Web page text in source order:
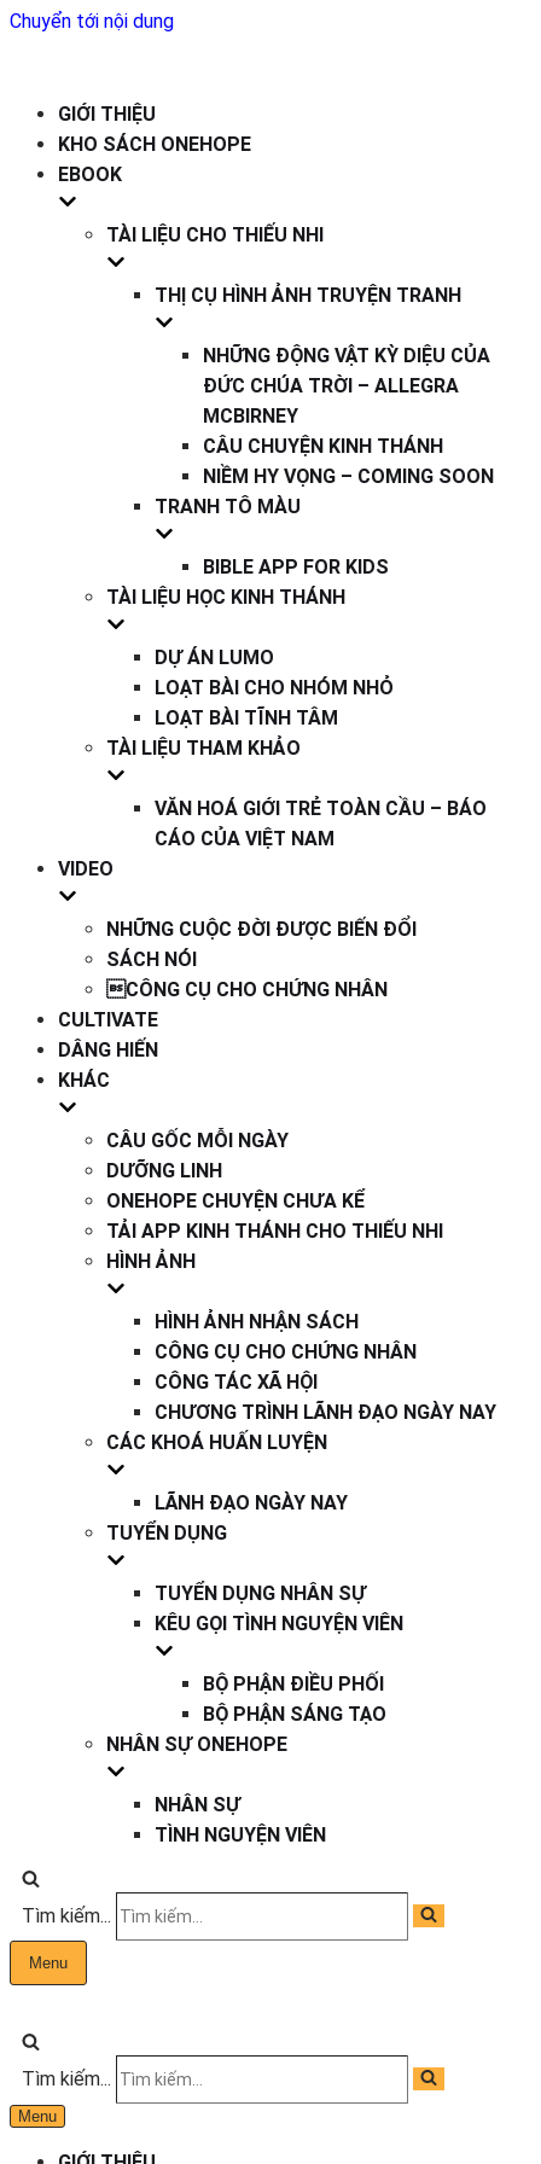
Chuyển tới nội dung
GIỚI THIỆU
KHO SÁCH ONEHOPE
EBOOK
TÀI LIỆU CHO THIẾU NHI
THỊ CỤ HÌNH ẢNH TRUYỆN TRANH
NHỮNG ĐỘNG VẬT KỲ DIỆU CỦA
ĐỨC CHÚA TRỜI – ALLEGRA
MCBIRNEY
CÂU CHUYỆN KINH THÁNH
NIỀM HY VỌNG – COMING SOON
TRANH TÔ MÀU
BIBLE APP FOR KIDS
TÀI LIỆU HỌC KINH THÁNH
DỰ ÁN LUMO
LOẠT BÀI CHO NHÓM NHỎ
LOẠT BÀI TĨNH TÂM
TÀI LIỆU THAM KHẢO
VĂN HOÁ GIỚI TRẺ TOÀN CẦU – BÁO
CÁO CỦA VIỆT NAM
VIDEO
NHỮNG CUỘC ĐỜI ĐƯỢC BIẾN ĐỔI
SÁCH NÓI
CÔNG CỤ CHO CHỨNG NHÂN
CULTIVATE
DÂNG HIẾN
KHÁC
CÂU GỐC MỖI NGÀY
DƯỠNG LINH
ONEHOPE CHUYỆN CHƯA KỂ
TẢI APP KINH THÁNH CHO THIẾU NHI
HÌNH ẢNH
HÌNH ẢNH NHẬN SÁCH
CÔNG CỤ CHO CHỨNG NHÂN
CÔNG TÁC XÃ HỘI
CHƯƠNG TRÌNH LÃNH ĐẠO NGÀY NAY
CÁC KHOÁ HUẤN LUYỆN
LÃNH ĐẠO NGÀY NAY
TUYỂN DỤNG
TUYỂN DỤNG NHÂN SỰ
KÊU GỌI TÌNH NGUYỆN VIÊN
BỘ PHẬN ĐIỀU PHỐI
BỘ PHẬN SÁNG TẠO
NHÂN SỰ ONEHOPE
NHÂN SỰ
TÌNH NGUYỆN VIÊN
Tìm kiếm...
Menu
Tìm kiếm...
Menu